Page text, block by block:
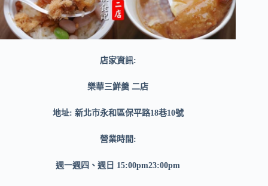
店家資訊:
樂華三鮮羹 二店
地址: 新北市永和區保平路18巷10號
營業時間:
週一週四、週日 15:00pm23:00pm